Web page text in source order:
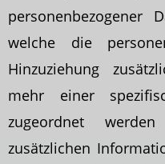
personenbezogener
welche die
Hinzuziehung
mehr einer
zugeordnet
zusätzlichen